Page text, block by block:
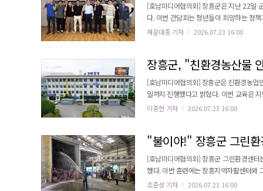
[호남미디어협의회] 장흥군은 지난 22일
다. 이번 간담회는 청년들이 희망하는 정책과 민관 협력
군수와 지역에서 활동 중인 청년단체 '퍼
제갈대종 기자 2026.07.23 16:00
장흥군, "친환경농산물
[호남미디어협의회] 장흥군은 친환경농
일까지 진행했다고 밝혔다. 이번 교육은 지난 3월 31일부터 4월 2일까지 진행된 1차 교육에 이은 2차 교육이다. 교육
은 친환경농업 과정에서의 잔류농약 검출
이종현 기자 2026.07.23 16:00
"불이야!" 장흥군 그린
[호남미디어협의회] 장흥군 그린환경센
했다. 이번 훈련에는 장흥지역자활센터와 그린환경센터 직
요성을 강조하며 진행됐다. 특히 소화기
조준성 기자 2026.07.23 16:00